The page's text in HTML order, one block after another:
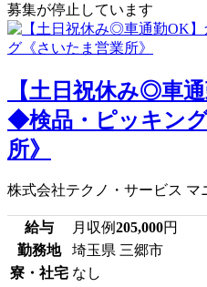
募集が停止しています
【土日祝休み◎車
◆検品・ピッキン
所》
株式会社テクノ・サービス マ
給与 月収例205,000円
勤務地
埼玉県 三郷市
寮・社宅 なし